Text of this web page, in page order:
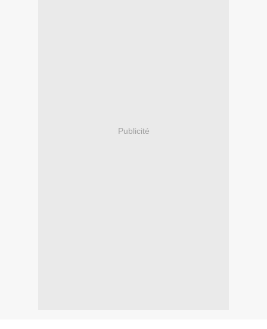
Publicité